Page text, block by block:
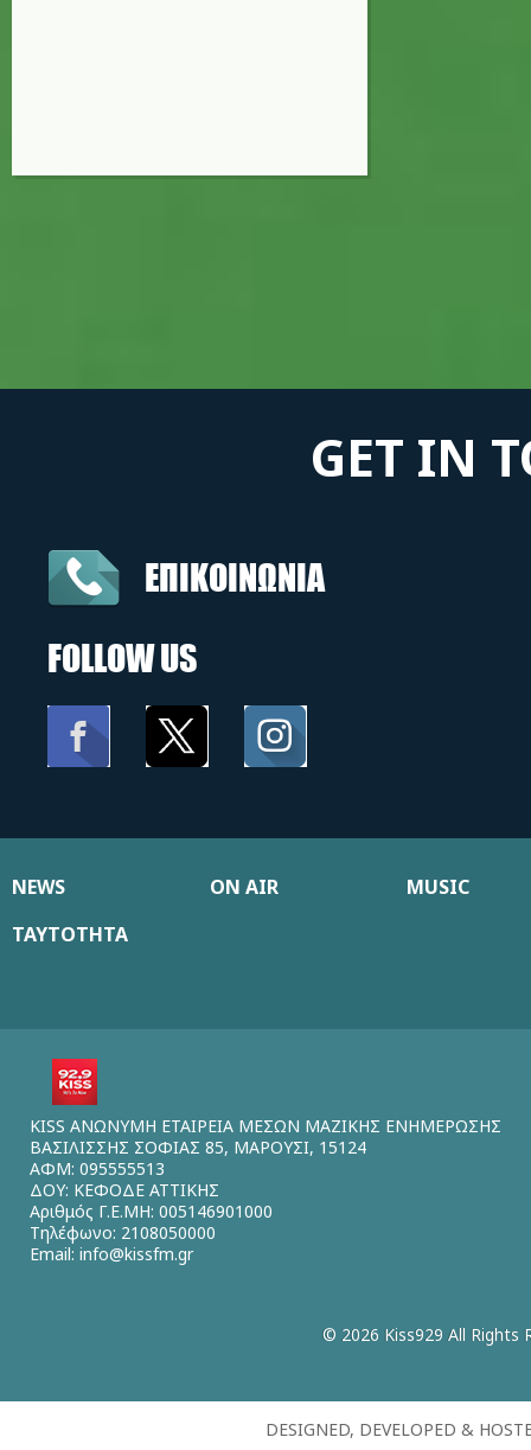
GET IN
ΕΠΙΚΟΙΝΩΝΙΑ
FOLLOW US
NEWS ON AIR
MUSIC
ΤΑΥΤΟΤΗΤΑ
KISS ΑΝΩΝΥΜΗ ΕΤΑΙΡΕΙΑ ΜΕΣΩΝ ΜΑΖΙΚΗΣ ΕΝΗΜΕΡΩΣΗΣ
ΒΑΣΙΛΙΣΣΗΣ ΣΟΦΙΑΣ 85, ΜΑΡΟΥΣΙ, 15124
ΑΦΜ: 095555513
ΔΟΥ: ΚΕΦΟΔΕ ΑΤΤΙΚΗΣ
Αριθμός Γ.Ε.ΜΗ: 005146901000
Τηλέφωνο: 2108050000
Email: info@kissfm.gr
© 2026 Kiss929 All Rights
DESIGNED, DEVELOPED &